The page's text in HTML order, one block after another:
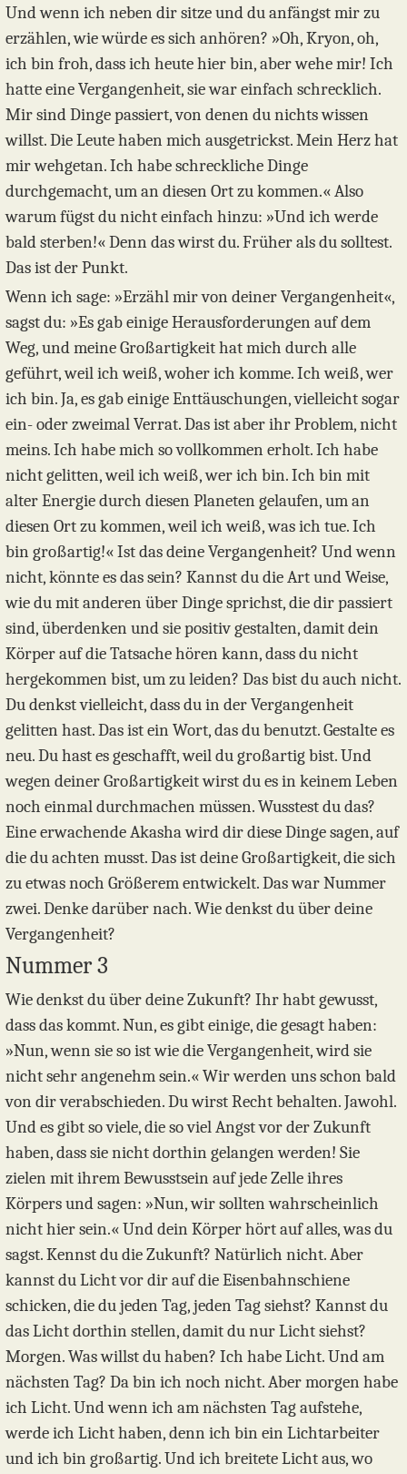
Und wenn ich neben dir sitze und du anfängst mir zu
erzählen, wie würde es sich anhören? »Oh, Kryon, oh,
ich bin froh, dass ich heute hier bin, aber wehe mir! Ich
hatte eine Vergangenheit, sie war einfach schrecklich.
Mir sind Dinge passiert, von denen du nichts wissen
willst. Die Leute haben mich ausgetrickst. Mein Herz hat
mir wehgetan. Ich habe schreckliche Dinge
durchgemacht, um an diesen Ort zu kommen.« Also
warum fügst du nicht einfach hinzu: »Und ich werde
bald sterben!« Denn das wirst du. Früher als du solltest.
Das ist der Punkt.
Wenn ich sage: »Erzähl mir von deiner Vergangenheit«,
sagst du: »Es gab einige Herausforderungen auf dem
Weg, und meine Großartigkeit hat mich durch alle
geführt, weil ich weiß, woher ich komme. Ich weiß, wer
ich bin. Ja, es gab einige Enttäuschungen, vielleicht sogar
ein- oder zweimal Verrat. Das ist aber ihr Problem, nicht
meins. Ich habe mich so vollkommen erholt. Ich habe
nicht gelitten, weil ich weiß, wer ich bin. Ich bin mit
alter Energie durch diesen Planeten gelaufen, um an
diesen Ort zu kommen, weil ich weiß, was ich tue. Ich
bin großartig!« Ist das deine Vergangenheit? Und wenn
nicht, könnte es das sein? Kannst du die Art und Weise,
wie du mit anderen über Dinge sprichst, die dir passiert
sind, überdenken und sie positiv gestalten, damit dein
Körper auf die Tatsache hören kann, dass du nicht
hergekommen bist, um zu leiden? Das bist du auch nicht.
Du denkst vielleicht, dass du in der Vergangenheit
gelitten hast. Das ist ein Wort, das du benutzt. Gestalte es
neu. Du hast es geschafft, weil du großartig bist. Und
wegen deiner Großartigkeit wirst du es in keinem Leben
noch einmal durchmachen müssen. Wusstest du das?
Eine erwachende Akasha wird dir diese Dinge sagen, auf
die du achten musst. Das ist deine Großartigkeit, die sich
zu etwas noch Größerem entwickelt. Das war Nummer
zwei. Denke darüber nach. Wie denkst du über deine
Vergangenheit?
Nummer 3
Wie denkst du über deine Zukunft? Ihr habt gewusst,
dass das kommt. Nun, es gibt einige, die gesagt haben:
»Nun, wenn sie so ist wie die Vergangenheit, wird sie
nicht sehr angenehm sein.« Wir werden uns schon bald
von dir verabschieden. Du wirst Recht behalten. Jawohl.
Und es gibt so viele, die so viel Angst vor der Zukunft
haben, dass sie nicht dorthin gelangen werden! Sie
zielen mit ihrem Bewusstsein auf jede Zelle ihres
Körpers und sagen: »Nun, wir sollten wahrscheinlich
nicht hier sein.« Und dein Körper hört auf alles, was du
sagst. Kennst du die Zukunft? Natürlich nicht. Aber
kannst du Licht vor dir auf die Eisenbahnschiene
schicken, die du jeden Tag, jeden Tag siehst? Kannst du
das Licht dorthin stellen, damit du nur Licht siehst?
Morgen. Was willst du haben? Ich habe Licht. Und am
nächsten Tag? Da bin ich noch nicht. Aber morgen habe
ich Licht. Und wenn ich am nächsten Tag aufstehe,
werde ich Licht haben, denn ich bin ein Lichtarbeiter
und ich bin großartig. Und ich breitete Licht aus, wo